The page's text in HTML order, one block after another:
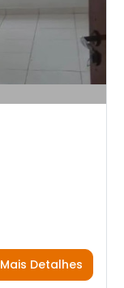
Mais Detalhes